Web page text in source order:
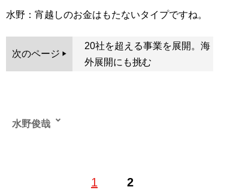
水野：宵越しのお金はもたないタイプですね。
次のページ
20社を超える事業を展開。海
外展開にも挑む
1 2
水野俊哉
ルタント、富裕層専門コンサルタント。ベンチャー起業